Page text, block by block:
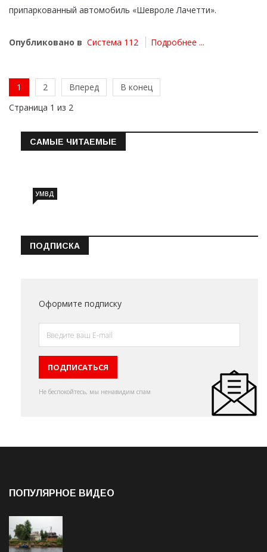
припаркованный автомобиль «Шевроле Лачетти».
Опубликовано в Система 112 Подробнее ...
1 2 Вперед
В конец
Страница 1 из 2
САМЫЕ ЧИТАЕМЫЕ
УМВД
ПОДПИСКА
Оформите подписку
Не беспокойтесь, мы ненавидим спам
ПОПУЛЯРНОЕ ВИДЕО